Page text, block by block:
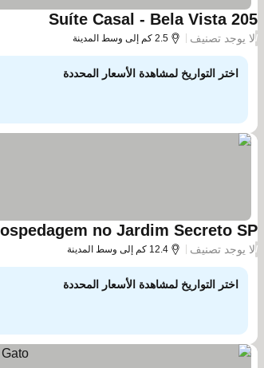
Suíte Casal - Bela Vista 205
/لا يوجد تصنيف 2.5 كم إلى وسط المدينة
اختر التواريخ لمشاهدة الأسعار المحددة
no Jardim Secreto SP
/لا يوجد تصنيف 12.4 كم إلى وسط المدينة
اختر التواريخ لمشاهدة الأسعار المحددة